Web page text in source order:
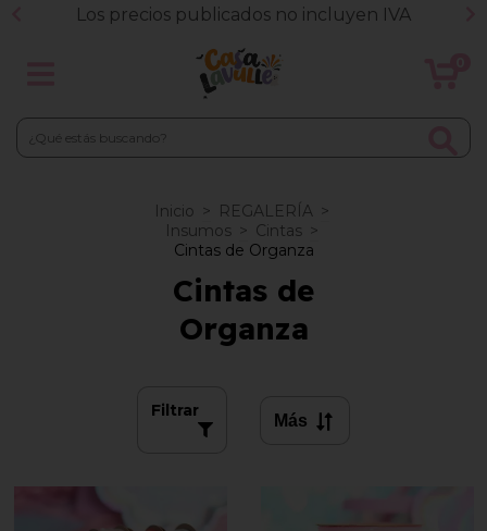
Los precios publicados no incluyen IVA
Inicio > REGALERÍA
>
Insumos
> Cintas
>
Cintas de Organza
Cintas de
Organza
Filtrar